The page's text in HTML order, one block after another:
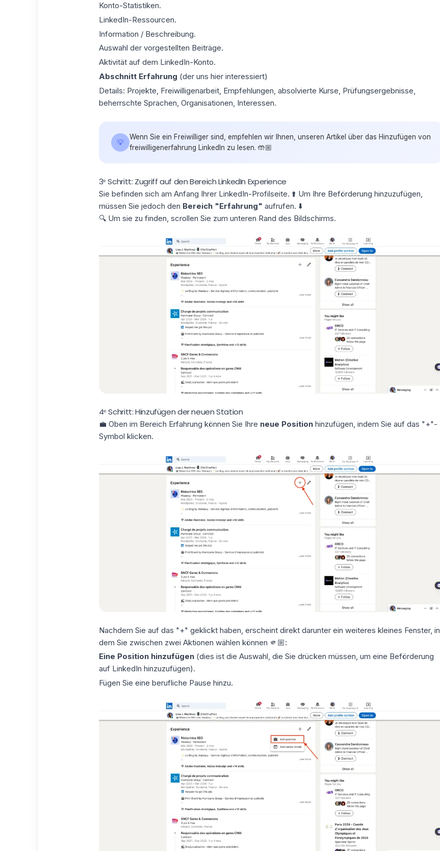
Konto-Statistiken.
LinkedIn-Ressourcen.
Information / Beschreibung.
Auswahl der vorgestellten Beiträge.
Aktivität auf dem LinkedIn-Konto.
Abschnitt Erfahrung (der uns hier interessiert)
Details: Projekte, Freiwilligenarbeit, Empfehlungen, absolvierte Kurse, Prüfungsergebnisse,
beherrschte Sprachen, Organisationen, Interessen.
💡
Wenn Sie ein Freiwilliger sind, empfehlen wir Ihnen, unseren Artikel über das Hinzufügen von
freiwilligenerfahrung LinkedIn zu lesen. 🤲🏼
3ᵉ Schritt: Zugriff auf den Bereich LinkedIn Experience
Sie befinden sich am Anfang Ihrer LinkedIn-Profilseite. ⬆️ Um Ihre Beförderung hinzuzufügen,
müssen Sie jedoch den Bereich "Erfahrung" aufrufen. ⬇️
🔍 Um sie zu finden, scrollen Sie zum unteren Rand des Bildschirms.
4ᵉ Schritt: Hinzufügen der neuen Station
💼 Oben im Bereich Erfahrung können Sie Ihre neue Positionhinzufügen, indem Sie auf das "+"-
Symbol klicken.
Nachdem Sie auf das "+" geklickt haben, erscheint direkt darunter ein weiteres kleines Fenster, in
dem Sie zwischen zwei Aktionen wählen können 🫵🏼:
Eine Position hinzufügen(dies ist die Auswahl, die Sie drücken müssen, um eine Beförderung
auf LinkedIn hinzuzufügen).
Fügen Sie eine berufliche Pause hinzu.